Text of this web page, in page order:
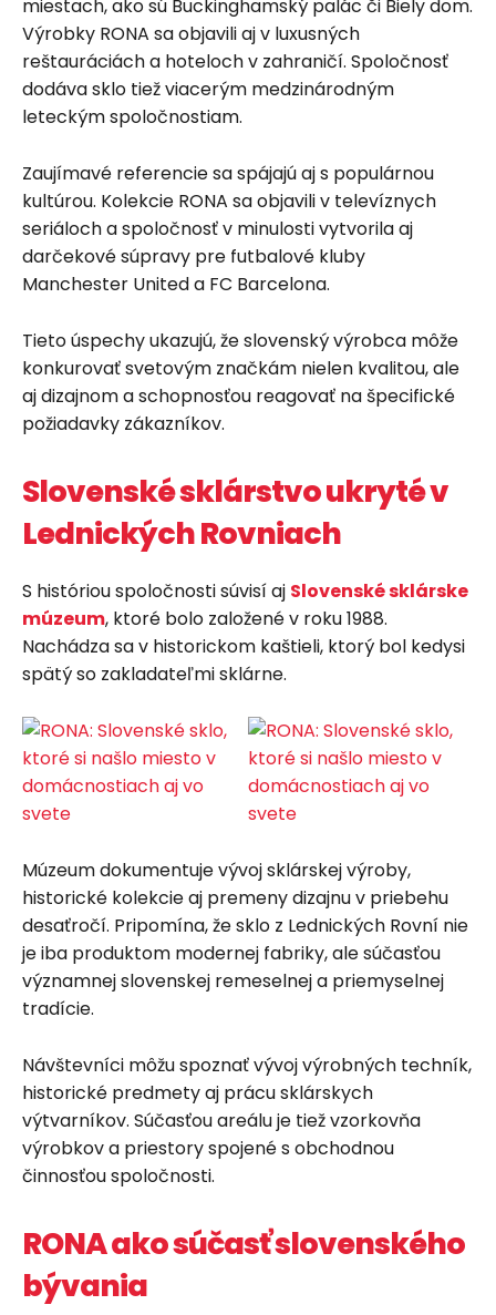
miestach, ako sú Buckinghamský palác či Biely dom.
Výrobky RONA sa objavili aj v luxusných
reštauráciách a hoteloch v zahraničí. Spoločnosť
dodáva sklo tiež viacerým medzinárodným
leteckým spoločnostiam.
Zaujímavé referencie sa spájajú aj s populárnou
kultúrou. Kolekcie RONA sa objavili v televíznych
seriáloch a spoločnosť v minulosti vytvorila aj
darčekové súpravy pre futbalové kluby
Manchester United a FC Barcelona.
Tieto úspechy ukazujú, že slovenský výrobca môže
konkurovať svetovým značkám nielen kvalitou, ale
aj dizajnom a schopnosťou reagovať na špecifické
požiadavky zákazníkov.
Slovenské sklárstvo ukryté v
Lednických Rovniach
S históriou spoločnosti súvisí aj Slovenské sklárske
múzeum, ktoré bolo založené v roku 1988.
Nachádza sa v historickom kaštieli, ktorý bol kedysi
spätý so zakladateľmi sklárne.
Múzeum dokumentuje vývoj sklárskej výroby,
historické kolekcie aj premeny dizajnu v priebehu
desaťročí. Pripomína, že sklo z Lednických Rovní nie
je iba produktom modernej fabriky, ale súčasťou
významnej slovenskej remeselnej a priemyselnej
tradície.
Návštevníci môžu spoznať vývoj výrobných techník,
historické predmety aj prácu sklárskych
výtvarníkov. Súčasťou areálu je tiež vzorkovňa
výrobkov a priestory spojené s obchodnou
činnosťou spoločnosti.
RONA ako súčasť slovenského
bývania